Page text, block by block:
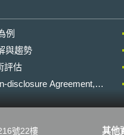
源有效利用與建構未來無
建設的法制框架，具體措
頻譜釋出目標、確認毫米
wave，對應頻率為30
頻譜商用可能性、訂定
策規劃、簡化通訊基礎建
譜主
條第1項，在2022年12
例
與趨勢
評估
disclosure Agreement,
號22樓 其他